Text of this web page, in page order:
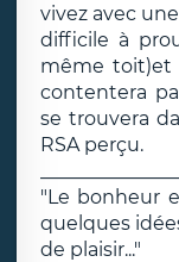
vivez avec
difficile à
même toit)et
contentera
se trouvera
RSA perçu.
"Le bonheur
quelques
de plaisir..."